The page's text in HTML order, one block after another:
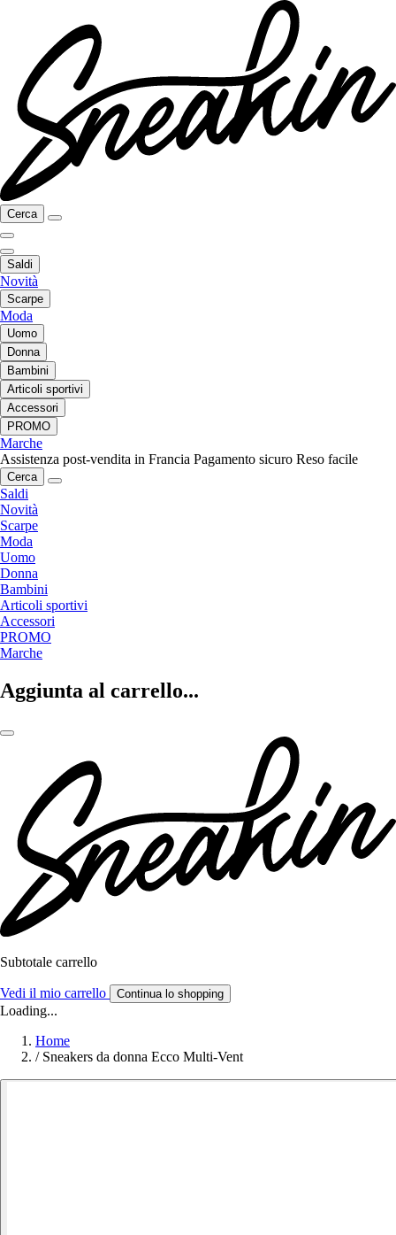
Cerca
Saldi
Novità
Scarpe
Moda
Uomo
Donna
Bambini
Articoli sportivi
Accessori
PROMO
Marche
Assistenza post-vendita in Francia Pagamento sicuro Reso facile
Cerca
Saldi
Novità
Scarpe
Moda
Uomo
Donna
Bambini
Articoli sportivi
Accessori
PROMO
Marche
Aggiunta al carrello...
Subtotale carrello
Vedi il mio carrello Continua lo shopping
Loading...
Home
/ Sneakers da donna Ecco Multi-Vent